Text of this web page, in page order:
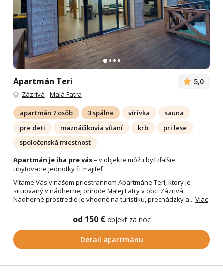
Apartmán Teri 5,0
Zázrivá -Malá Fatra
apartmán 7 osôb 3 spálne vírivka
sauna
pre deti
maznáčikovia vítaní krb
pri lese
spoločenská miestnosť
Apartmán je iba pre vás– v objekte môžu byť ďalšie
ubytovacie jednotky či majiteľ
Vítame Vás v našom priestrannom Apartmáne Teri, ktorý je
situovaný v nádhernej prírode Malej Fatry v obci Zázrivá.
Nádherné prostredie je vhodné na turistiku, prechádzky a... Viac
od 150 € objekt za noc
Detail apartmánu